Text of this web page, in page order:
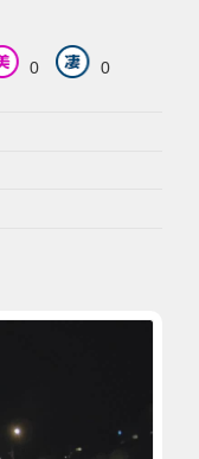
0 0